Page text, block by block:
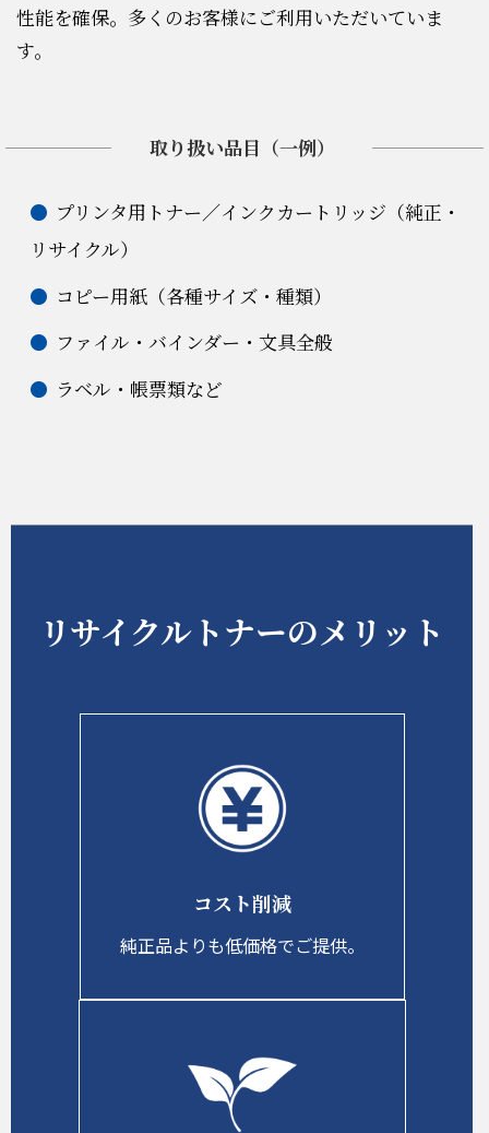
性能を確保。多くのお客様にご利用いただいていま
す。
取り扱い品目（一例）
プリンタ用トナー／インクカートリッジ（純正・
リサイクル）
コピー用紙（各種サイズ・種類）
ファイル・バインダー・文具全般
ラベル・帳票類など
リサイクルトナーのメリット
コスト削減
純正品よりも低価格でご提供。